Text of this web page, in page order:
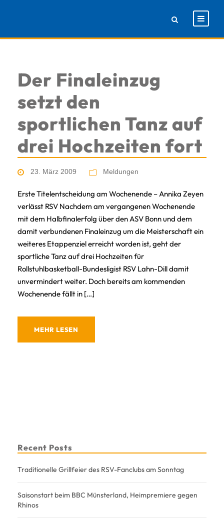
Der Finaleinzug
setzt den
sportlichen Tanz auf
drei Hochzeiten fort
23. März 2009 Meldungen
Erste Titelentscheidung am Wochenende – Annika Zeyen
verlässt RSV Nachdem am vergangenen Wochenende
mit dem Halbfinalerfolg über den ASV Bonn und dem
damit verbundenen Finaleinzug um die Meisterschaft ein
weiteres Etappenziel erreicht worden ist, geht der
sportliche Tanz auf drei Hochzeiten für
Rollstuhlbasketball-Bundesligist RSV Lahn-Dill damit
unvermindert weiter. Doch bereits am kommenden
Wochenende fällt in […]
MEHR LESEN
Recent Posts
Traditionelle Grillfeier des RSV-Fanclubs am Sonntag
Saisonstart beim BBC Münsterland, Heimpremiere gegen
Rhinos